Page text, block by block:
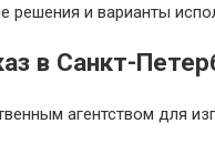
решения и варианты
в Санкт-
агентством для